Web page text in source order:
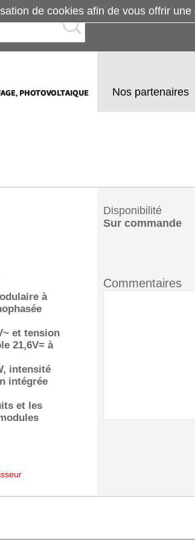
Nos partenaires
à
et tension
21,6V= à
intensité
intégrée
et les
Disponibilité
Sur commande
Commentaires
de cookies afin de vous offrir